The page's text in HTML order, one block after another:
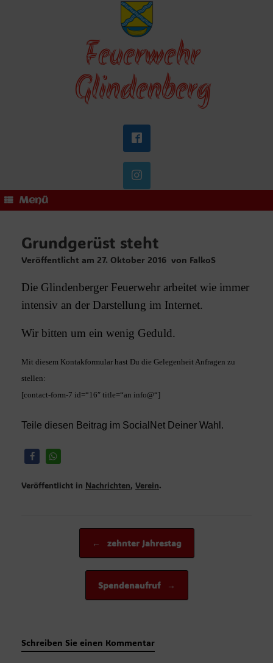
Feuerwehr
Glindenberg
Menü
Grundgerüst steht
Veröffentlicht am 27. Oktober 2016 von FalkoS
Die Glindenberger Feuerwehr arbeitet wie immer
intensiv an der Darstellung im Internet.
Wir bitten um ein wenig Geduld.
Mit diesem Kontakformular hast Du die Gelegenheit Anfragen zu
stellen:
[contact-form-7 id=“16″ title=“an info@“]
Teile diesen Beitrag im SocialNet Deiner Wahl.
Veröffentlicht in Nachrichten, Verein.
← zehnter Jahrestag
Spendenaufruf →
Schreiben Sie einen Kommentar